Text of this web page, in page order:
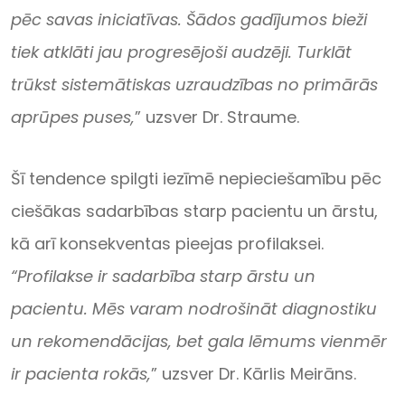
pēc savas iniciatīvas. Šādos gadījumos bieži
tiek atklāti jau progresējoši audzēji. Turklāt
trūkst sistemātiskas uzraudzības no primārās
aprūpes puses,” uzsver Dr. Straume.
Šī tendence spilgti iezīmē nepieciešamību pēc
ciešākas sadarbības starp pacientu un ārstu,
kā arī konsekventas pieejas profilaksei.
“Profilakse ir sadarbība starp ārstu un
pacientu. Mēs varam nodrošināt diagnostiku
un rekomendācijas, bet gala lēmums vienmēr
ir pacienta rokās,” uzsver Dr. Kārlis Meirāns.